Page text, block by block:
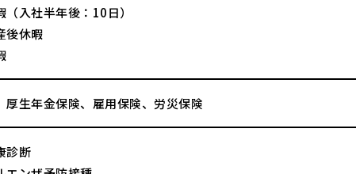
入社半年後：10日）
後休暇
厚生年金保険、雇用保険、労災保険
診断